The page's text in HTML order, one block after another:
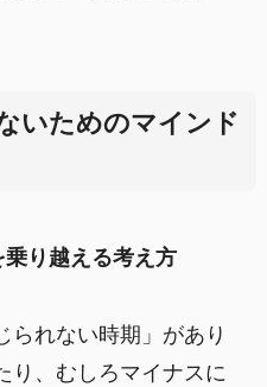
いためのマインド
乗り越える考え方
られない時期」があり
り、むしろマイナスに